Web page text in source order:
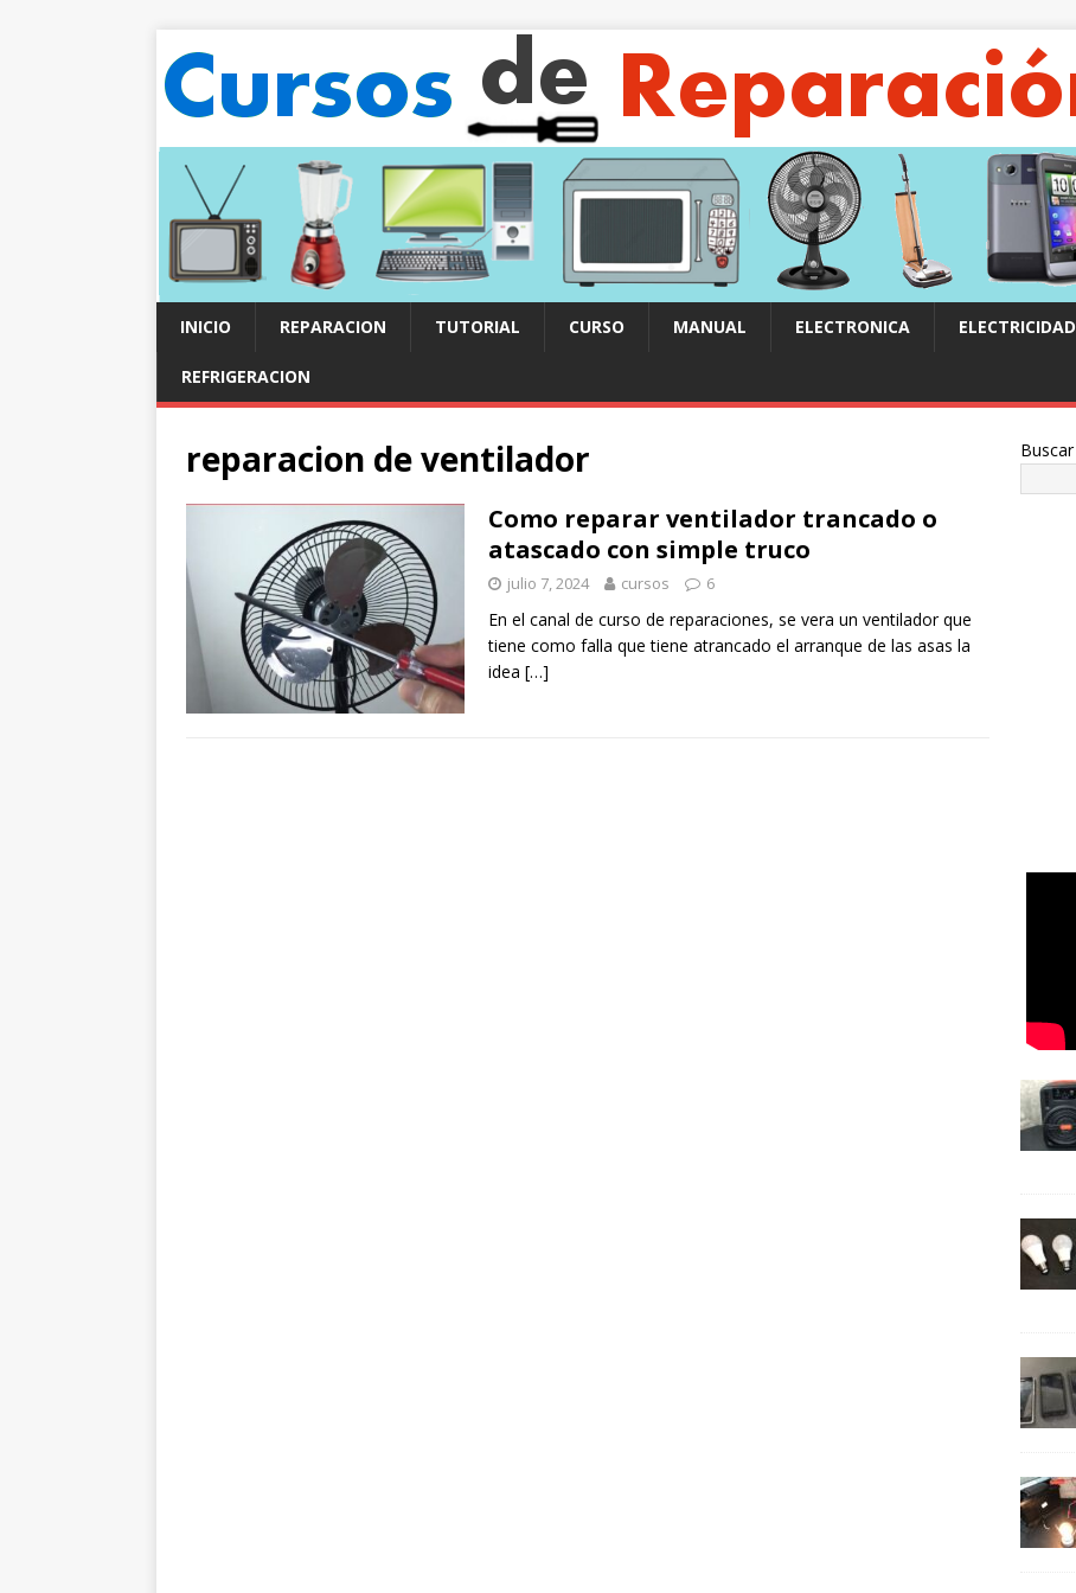
INICIO REPARACION TUTORIAL CURSO MANUAL ELECTRONICA ELECTRICIDAD
REFRIGERACION
reparacion de ventilador
Como reparar ventilador trancado o
atascado con simple truco
julio 7, 2024 cursos 6
En el canal de curso de reparaciones, se vera un ventilador que
tiene como falla que tiene atrancado el arranque de las asas la
idea […]
Buscar